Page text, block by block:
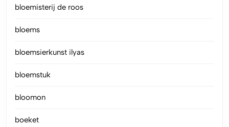
bloemisterij de roos
bloems
bloemsierkunst ilyas
bloemstuk
bloomon
boeket